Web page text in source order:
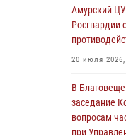
Более 2,5
амурчанам
основе
28 июля 2026,
Итоги
Амурской
2026 года
Амурский
Росгвардии
20 июля 2026,
В
заседание
вопросам
при